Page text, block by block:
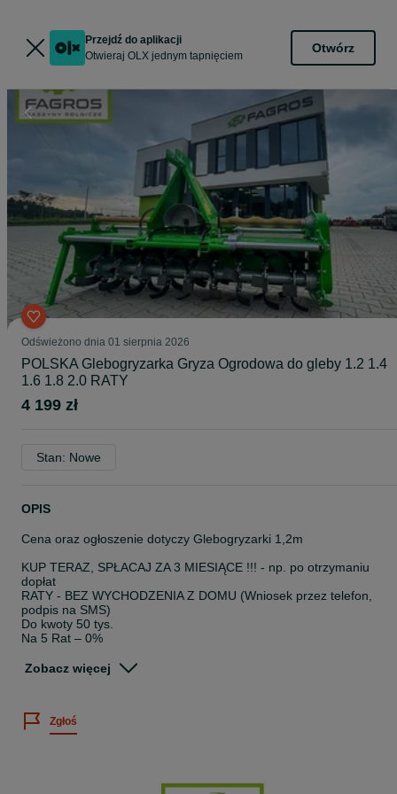
Przejdź do aplikacji
Otwieraj OLX jednym tapnięciem
Otwórz
Odświeżono dnia 01 sierpnia 2026
POLSKA Glebogryzarka Gryza Ogrodowa do gleby 1.2 1.4
1.6 1.8 2.0 RATY
4 199 zł
Stan: Nowe
OPIS
Cena oraz ogłoszenie dotyczy Glebogryzarki 1,2m
KUP TERAZ, SPŁACAJ ZA 3 MIESIĄCE !!! - np. po otrzymaniu
dopłat
RATY - BEZ WYCHODZENIA Z DOMU (Wniosek przez telefon,
podpis na SMS)
Do kwoty 50 tys.
Na 5 Rat – 0%
KONTAKT: 5*1*3*3*6*6*8*7*3
Zobacz więcej
Zgłoś